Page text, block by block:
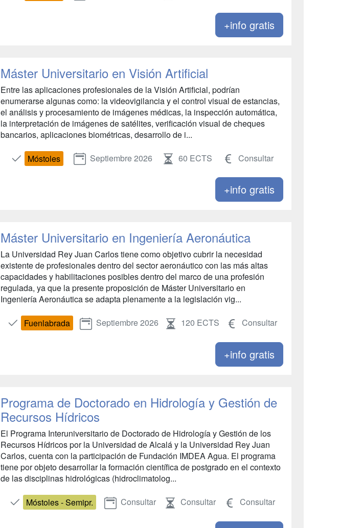
+info gratis
Máster Universitario en Visión Artificial
Entre las aplicaciones profesionales de la Visión Artificial, podrían
enumerarse algunas como: la videovigilancia y el control visual de estancias,
el análisis y procesamiento de imágenes médicas, la inspección automática,
la interpretación de imágenes de satélites, verificación visual de cheques
bancarios, aplicaciones biométricas, desarrollo de i...
Móstoles Septiembre 2026 60 ECTS Consultar
+info gratis
Máster Universitario en Ingeniería Aeronáutica
La Universidad Rey Juan Carlos tiene como objetivo cubrir la necesidad
existente de profesionales dentro del sector aeronáutico con las más altas
capacidades y habilitaciones posibles dentro del marco de una profesión
regulada, ya que la presente proposición de Máster Universitario en
Ingeniería Aeronáutica se adapta plenamente a la legislación vig...
Fuenlabrada Septiembre 2026 120 ECTS Consultar
+info gratis
Programa de Doctorado en Hidrología y Gestión de
Recursos Hídricos
El Programa Interuniversitario de Doctorado de Hidrología y Gestión de los
Recursos Hídricos por la Universidad de Alcalá y la Universidad Rey Juan
Carlos, cuenta con la participación de Fundación IMDEA Agua. El programa
tiene por objeto desarrollar la formación científica de postgrado en el contexto
de las disciplinas hidrológicas (hidroclimatolog...
Móstoles - Semipr. Consultar Consultar Consultar